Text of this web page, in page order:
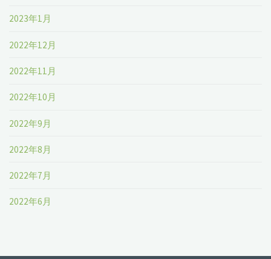
2023年1月
2022年12月
2022年11月
2022年10月
2022年9月
2022年8月
2022年7月
2022年6月